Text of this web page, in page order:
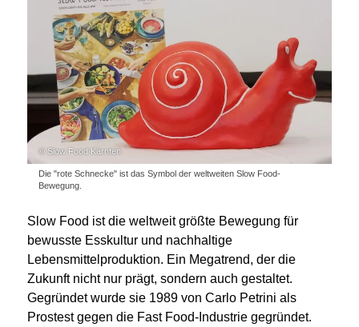
© Slow Food Kärnten
Die "rote Schnecke" ist das Symbol der weltweiten Slow Food-
Bewegung.
Slow Food ist die weltweit größte Bewegung für
bewusste Esskultur und nachhaltige
Lebensmittelproduktion. Ein Megatrend, der die
Zukunft nicht nur prägt, sondern auch gestaltet.
Gegründet wurde sie 1989 von Carlo Petrini als
Prostest gegen die Fast Food-Industrie gegründet.